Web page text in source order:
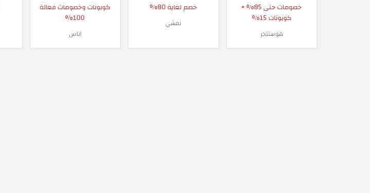
خصومات حتى 85% +
كوبونات 15%
هوستنجر
خصم لغاية 80%
نمشي
كوبونات وخصومات فعالة
100%
اناس